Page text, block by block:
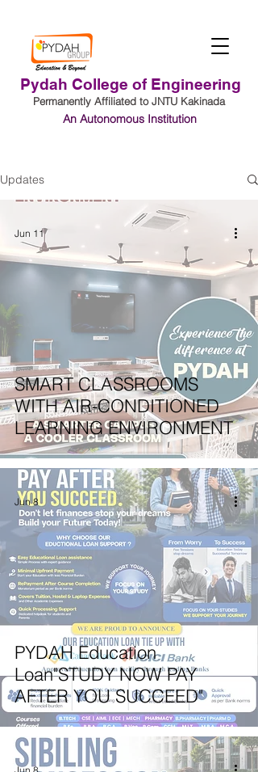
Pydah College of Engineering
Permanently Affiliated to JNTU Kakinada
An Autonomous Institution
Updates
SMART CLASSROOMS
WITH AIR-CONDITIONED
LEARNING ENVIRONMENT
Jun 11
PYDAH Education
Loan"STUDY NOW PAY
AFTER YOU SUCCEED"
Jun 8
Jun 8